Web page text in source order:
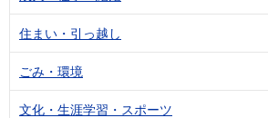
住まい・引っ越し
ごみ・環境
文化・生涯学習・スポーツ